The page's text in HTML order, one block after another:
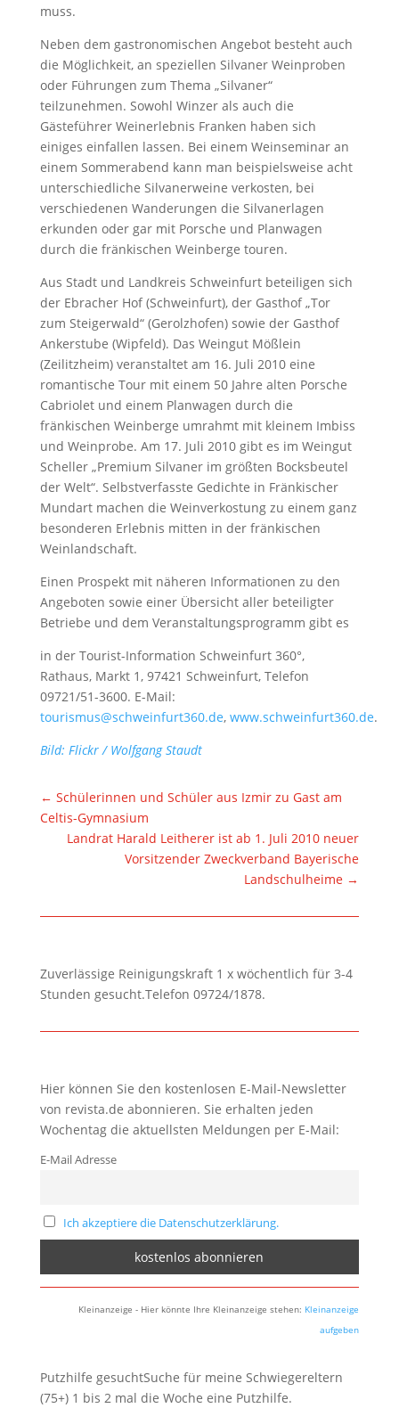
muss.
Neben dem gastronomischen Angebot besteht auch
die Möglichkeit, an speziellen Silvaner Weinproben
oder Führungen zum Thema „Silvaner“
teilzunehmen. Sowohl Winzer als auch die
Gästeführer Weinerlebnis Franken haben sich
einiges einfallen lassen. Bei einem Weinseminar an
einem Sommerabend kann man beispielsweise acht
unterschiedliche Silvanerweine verkosten, bei
verschiedenen Wanderungen die Silvanerlagen
erkunden oder gar mit Porsche und Planwagen
durch die fränkischen Weinberge touren.
Aus Stadt und Landkreis Schweinfurt beteiligen sich
der Ebracher Hof (Schweinfurt), der Gasthof „Tor
zum Steigerwald“ (Gerolzhofen) sowie der Gasthof
Ankerstube (Wipfeld). Das Weingut Mößlein
(Zeilitzheim) veranstaltet am 16. Juli 2010 eine
romantische Tour mit einem 50 Jahre alten Porsche
Cabriolet und einem Planwagen durch die
fränkischen Weinberge umrahmt mit kleinem Imbiss
und Weinprobe. Am 17. Juli 2010 gibt es im Weingut
Scheller „Premium Silvaner im größten Bocksbeutel
der Welt“. Selbstverfasste Gedichte in Fränkischer
Mundart machen die Weinverkostung zu einem ganz
besonderen Erlebnis mitten in der fränkischen
Weinlandschaft.
Einen Prospekt mit näheren Informationen zu den
Angeboten sowie einer Übersicht aller beteiligter
Betriebe und dem Veranstaltungsprogramm gibt es
in der Tourist-Information Schweinfurt 360°,
Rathaus, Markt 1, 97421 Schweinfurt, Telefon
09721/51-3600. E-Mail:
tourismus@schweinfurt360.de, www.schweinfurt360.de.
Bild: Flickr / Wolfgang Staudt
← Schülerinnen und Schüler aus Izmir zu Gast am
Celtis-Gymnasium
Landrat Harald Leitherer ist ab 1. Juli 2010 neuer
Vorsitzender Zweckverband Bayerische
Landschulheime →
Zuverlässige Reinigungskraft 1 x wöchentlich für 3-4
Stunden gesucht.Telefon 09724/1878.
Hier können Sie den kostenlosen E-Mail-Newsletter
von revista.de abonnieren. Sie erhalten jeden
Wochentag die aktuellsten Meldungen per E-Mail:
E-Mail Adresse
Ich akzeptiere die Datenschutzerklärung.
Kleinanzeige - Hier könnte Ihre Kleinanzeige stehen: Kleinanzeige
aufgeben
Putzhilfe gesuchtSuche für meine Schwiegereltern
(75+) 1 bis 2 mal die Woche eine Putzhilfe.